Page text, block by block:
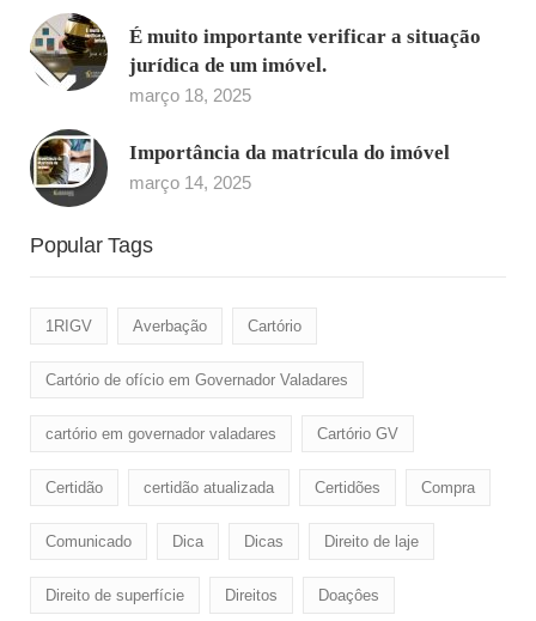
É muito importante verificar a situação
jurídica de um imóvel.
março 18, 2025
Importância da matrícula do imóvel
março 14, 2025
Popular Tags
1RIGV Averbação Cartório
Cartório de ofício em Governador Valadares
cartório em governador valadares Cartório GV
Certidão certidão atualizada Certidões Compra
Comunicado Dica Dicas Direito de laje
Direito de superfície Direitos Doaçôes